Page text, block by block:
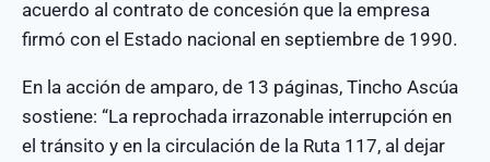
acuerdo al contrato de concesión que la empresa
firmó con el Estado nacional en septiembre de 1990.
En la acción de amparo, de 13 páginas, Tincho Ascúa
sostiene: “La reprochada irrazonable interrupción en
el tránsito y en la circulación de la Ruta 117, al dejar